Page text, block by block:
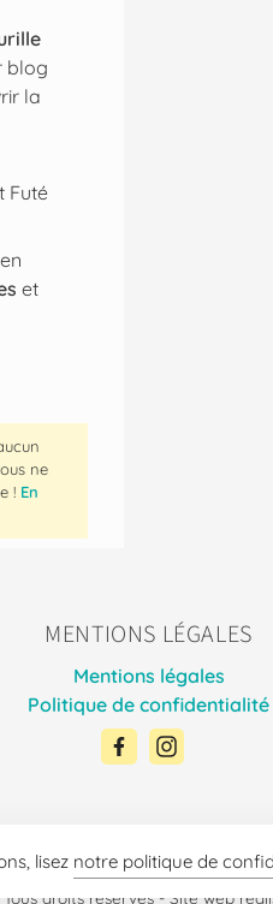
blog
la
Futé
et
ne
! En
MENTIONS LÉGALES
Mentions légales
Politique de confidentialité
Tous droits réservés - Site web
lisez notre politique de